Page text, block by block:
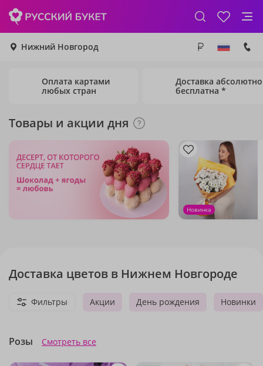
Нижний Новгород
Оплата картами
любых стран
Доставка абсолютно
бесплатна *
Товары и акции дня
Новинка
Доставка цветов в Нижнем Новгороде
Акции День рождения Новинки
Фильтры
Розы Смотреть все